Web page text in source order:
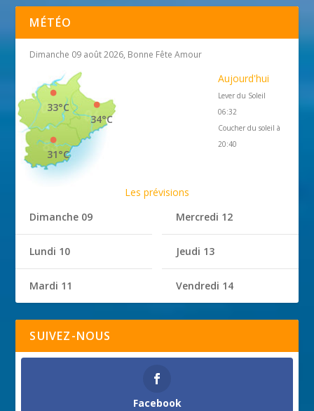
MÉTÉO
Dimanche 09 août 2026, Bonne Fête Amour
34°C
33°C
31°C
Aujourd'hui
Lever du Soleil
06:32
Coucher du soleil à
20:40
Les prévisions
Dimanche 09
Lundi 10
Mardi 11
Mercredi 12
Jeudi 13
Vendredi 14
SUIVEZ-NOUS
Facebook